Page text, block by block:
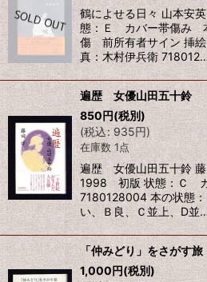
鶴によせる日々 山本安
態：Ｅ カバー帯傷み
傷 前所有者サイン 挿
真：木村伊兵衛
遍歴 女優山田五十鈴
850円(税別)
(税込: 935円)
在庫数 1点
遍歴 女優山田五十鈴 藤
1998 初版 状態：Ｃ
7180128004 本の状態
い、Ｂ良、Ｃ並上、D並
「仲みどり」をさがす旅
1,000円(税別)